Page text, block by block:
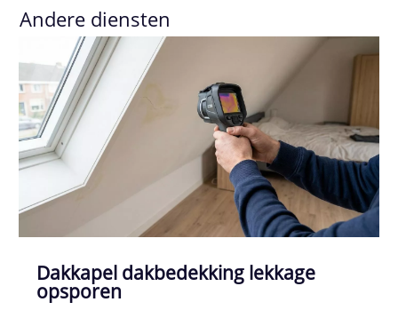
Andere diensten
Dakkapel dakbedekking lekkage
opsporen